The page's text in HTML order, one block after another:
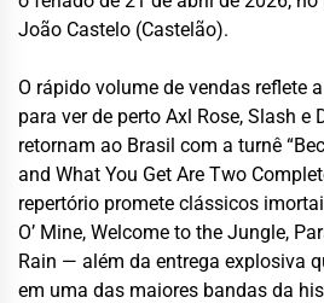
João Castelo (Castelão).
O rápido volume de vendas reflete
para ver de perto Axl Rose, Slash e
retornam ao Brasil com a turnê
and What You Get Are Two
repertório promete clássicos
O’ Mine, Welcome to the Jungle,
Rain — além da entrega explosiva
em uma das maiores bandas da